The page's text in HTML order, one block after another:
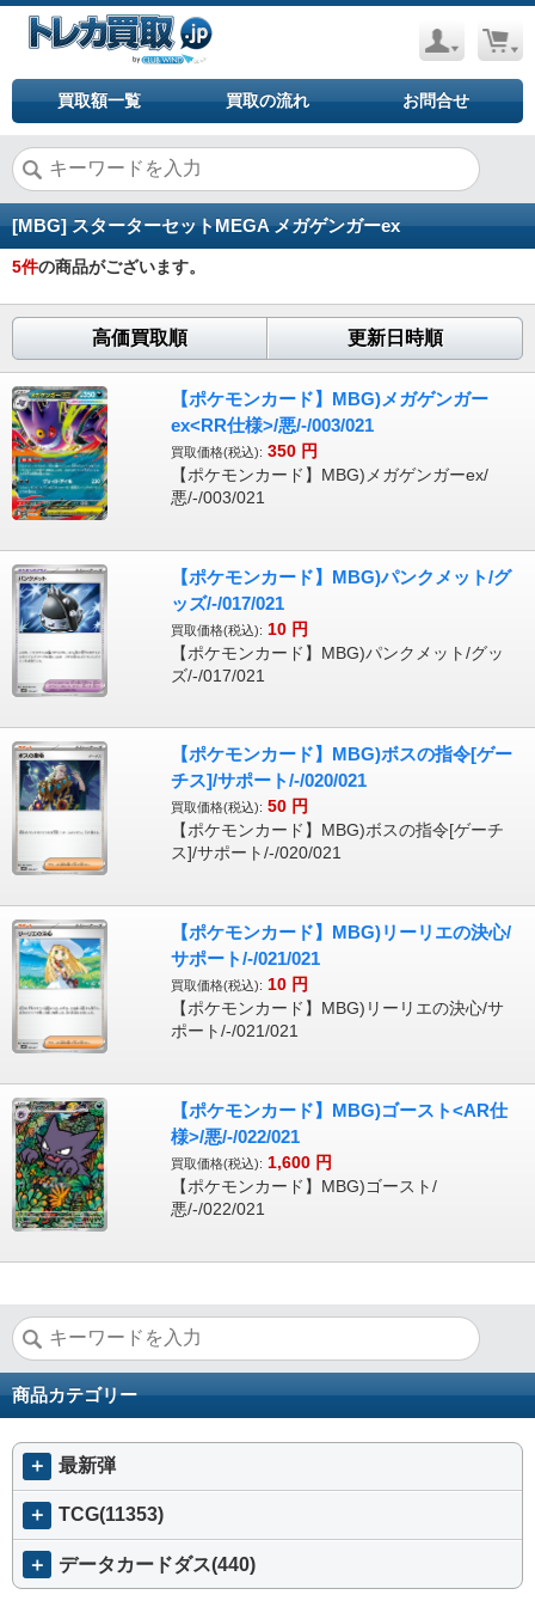
買取額一覧 買取の流れ お問合せ
[MBG] スターターセットMEGA メガゲンガーex
5件の商品がございます。
高価買取順 更新日時順
【ポケモンカード】MBG)メガゲンガー
ex<RR仕様>/悪/-/003/021
買取価格(税込): 350 円
【ポケモンカード】MBG)メガゲンガーex/
悪/-/003/021
【ポケモンカード】MBG)パンクメット/グ
ッズ/-/017/021
買取価格(税込): 10 円
【ポケモンカード】MBG)パンクメット/グッ
ズ/-/017/021
【ポケモンカード】MBG)ボスの指令[ゲー
チス]/サポート/-/020/021
買取価格(税込): 50 円
【ポケモンカード】MBG)ボスの指令[ゲーチ
ス]/サポート/-/020/021
【ポケモンカード】MBG)リーリエの決心/
サポート/-/021/021
買取価格(税込): 10 円
【ポケモンカード】MBG)リーリエの決心/サ
ポート/-/021/021
【ポケモンカード】MBG)ゴースト<AR仕
様>/悪/-/022/021
買取価格(税込): 1,600 円
【ポケモンカード】MBG)ゴースト/
悪/-/022/021
商品カテゴリー
＋ 最新弾
＋ TCG(11353)
＋ データカードダス(440)